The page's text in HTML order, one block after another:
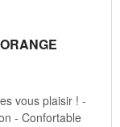
vous plaisir ! -
- Confortable